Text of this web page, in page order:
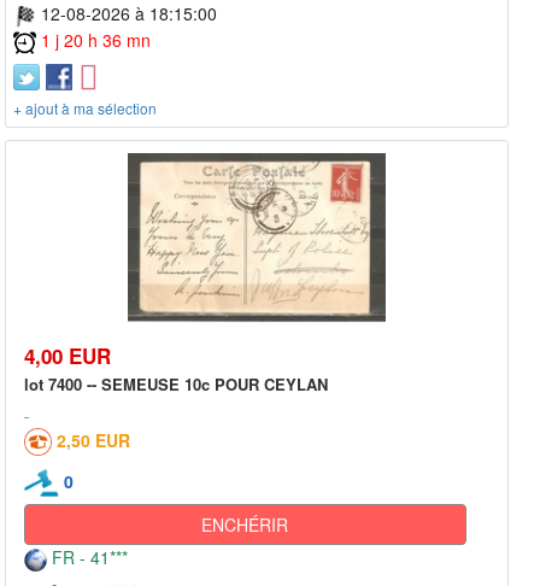
12-08-2026 à 18:15:00
1 j 20 h 36 mn
+ ajout à ma sélection
4,00 EUR
lot 7400 -- SEMEUSE 10c POUR CEYLAN
2,50 EUR
0
ENCHÉRIR
FR - 41***